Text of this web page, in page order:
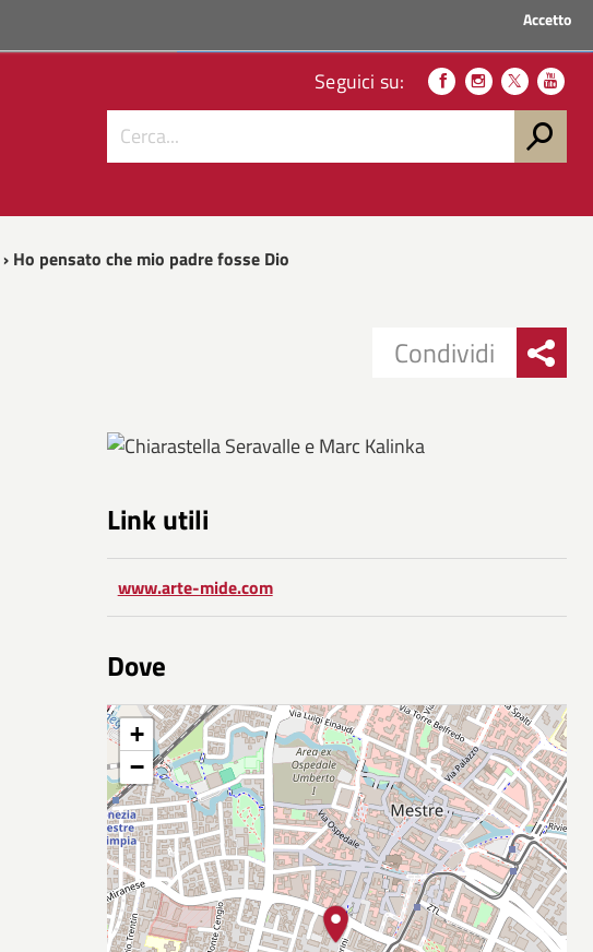
Accetto
Seguici su:
› Ho pensato che mio padre fosse Dio
Condividi
Link utili
www.arte-mide.com
Dove
+
−